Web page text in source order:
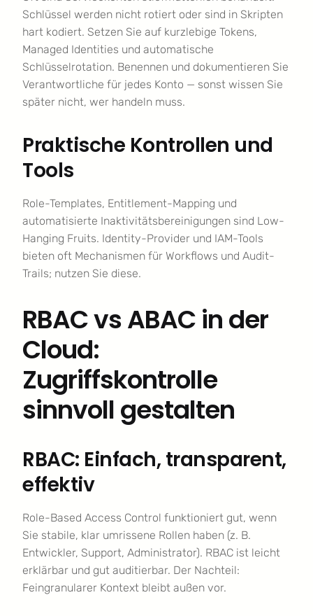
Schlüssel werden nicht rotiert oder sind in Skripten
hart kodiert. Setzen Sie auf kurzlebige Tokens,
Managed Identities und automatische
Schlüsselrotation. Benennen und dokumentieren Sie
Verantwortliche für jedes Konto — sonst wissen Sie
später nicht, wer handeln muss.
Praktische Kontrollen und
Tools
Role-Templates, Entitlement-Mapping und
automatisierte Inaktivitätsbereinigungen sind Low-
Hanging Fruits. Identity-Provider und IAM-Tools
bieten oft Mechanismen für Workflows und Audit-
Trails; nutzen Sie diese.
RBAC vs ABAC in der
Cloud:
Zugriffskontrolle
sinnvoll gestalten
RBAC: Einfach, transparent,
effektiv
Role-Based Access Control funktioniert gut, wenn
Sie stabile, klar umrissene Rollen haben (z. B.
Entwickler, Support, Administrator). RBAC ist leicht
erklärbar und gut auditierbar. Der Nachteil:
Feingranularer Kontext bleibt außen vor.